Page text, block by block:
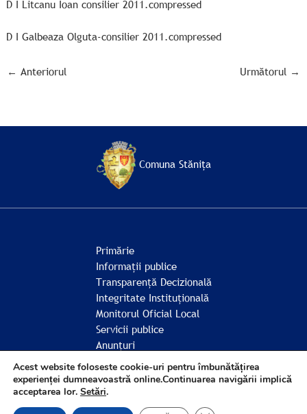
D I Litcanu Ioan consilier 2011.compressed
D I Galbeaza Olguta-consilier 2011.compressed
← Anteriorul Următorul →
Comuna Stănița
Primărie
Informații publice
Transparență Decizională
Integritate Instituțională
Monitorul Oficial Local
Servicii publice
Anunțuri
Comunitate
Acest website foloseste cookie-uri pentru îmbunătățirea
experienței dumneavoastră online.Continuarea navigării implică
acceptarea lor. Setări.